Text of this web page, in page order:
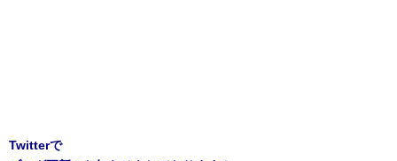
Twitterで